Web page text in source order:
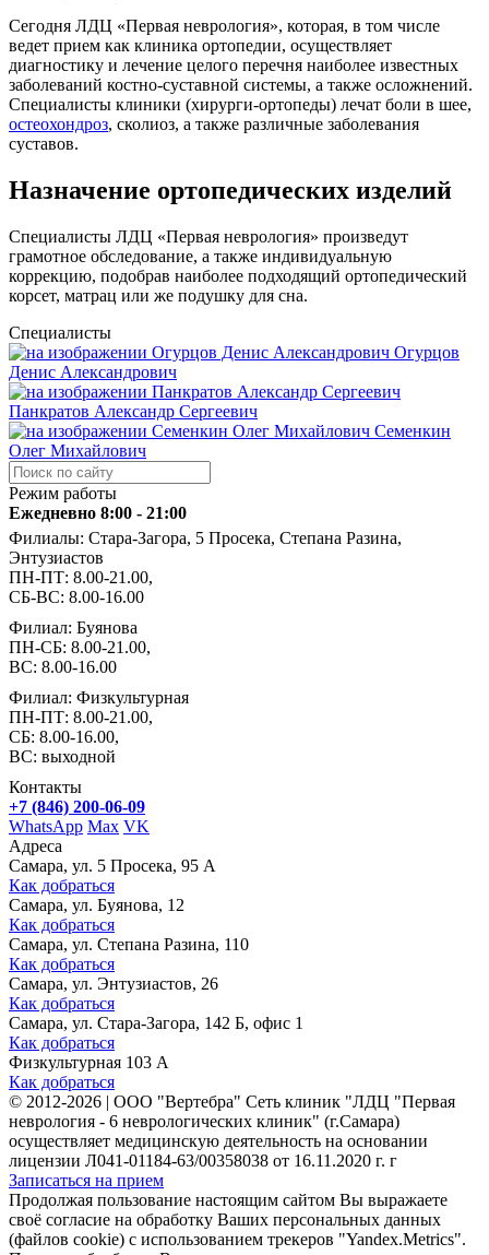
Сегодня ЛДЦ «Первая неврология», которая, в том числе
ведет прием как клиника ортопедии, осуществляет
диагностику и лечение целого перечня наиболее известных
заболеваний костно-суставной системы, а также осложнений.
Специалисты клиники (хирурги-ортопеды) лечат боли в шее,
остеохондроз, сколиоз, а также различные заболевания
суставов.
Назначение ортопедических изделий
Специалисты ЛДЦ «Первая неврология» произведут
грамотное обследование, а также индивидуальную
коррекцию, подобрав наиболее подходящий ортопедический
корсет, матрац или же подушку для сна.
Специалисты
Огурцов
Денис Александрович
Панкратов Александр Сергеевич
Семенкин
Олег Михайлович
Режим работы
Ежедневно 8:00 - 21:00
Филиалы: Стара-Загора, 5 Просека, Степана Разина,
Энтузиастов
ПН-ПТ: 8.00-21.00,
СБ-ВС: 8.00-16.00
Филиал: Буянова
ПН-СБ: 8.00-21.00,
ВС: 8.00-16.00
Филиал: Физкультурная
ПН-ПТ: 8.00-21.00,
СБ: 8.00-16.00,
ВС: выходной
Контакты
+7 (846) 200-06-09
WhatsApp Max VK
Адреса
Самара, ул. 5 Просека, 95 А
Как добраться
Самара, ул. Буянова, 12
Как добраться
Самара, ул. Степана Разина, 110
Как добраться
Самара, ул. Энтузиастов, 26
Как добраться
Самара, ул. Стара-Загора, 142 Б, офис 1
Как добраться
Физкультурная 103 А
Как добраться
© 2012-2026 | ООО "Вертебра" Сеть клиник "ЛДЦ "Первая
неврология - 6 неврологических клиник" (г.Самара)
осуществляет медицинскую деятельность на основании
лицензии Л041-01184-63/00358038 от 16.11.2020 г. г
Записаться на прием
Продолжая пользование настоящим сайтом Вы выражаете
своё согласие на обработку Ваших персональных данных
(файлов cookie) с использованием трекеров "Yandex.Metrics".